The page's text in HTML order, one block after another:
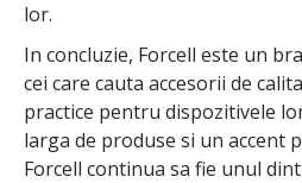
lor.
In concluzie, Forcell este un
cei care cauta accesorii de
practice pentru dispozitivele
larga de produse si un accent
Forcell continua sa fie unul